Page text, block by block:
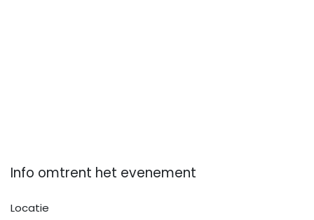
Info omtrent het evenement
Locatie